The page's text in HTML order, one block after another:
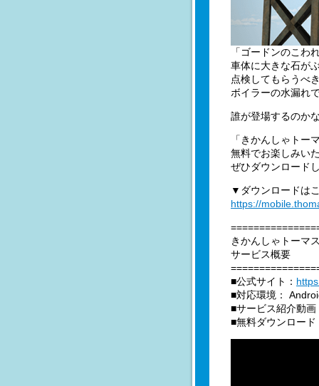
「ゴードンのこわ
車体に大きな石が
点検してもらうべ
ボイラーの水漏れ
誰が登場するのか
「きかんしゃトー
無料でお楽しみい
ぜひダウンロード
▼ダウンロードは
https://
きかんしゃトーマ
サービス概要
■公式サイト：
■対応環境：
■サービス紹介動画
■無料ダウンロー